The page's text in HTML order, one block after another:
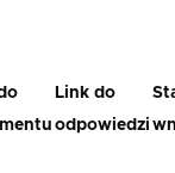
Link do
odpowiedzi